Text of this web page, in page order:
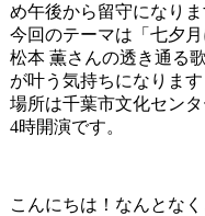
め午後から留守になりま
今回のテーマは「七夕月
松本 薫さんの透き通る
が叶う気持ちになります
場所は千葉市文化セン
4時開演です。
こんにちは！なんとな